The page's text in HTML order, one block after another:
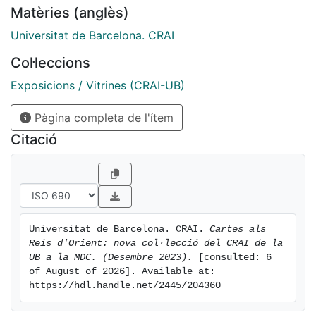
remeses des dels magatzems Rodríguez i El Siglo amb
seu a les ciutats de Madrid i Barcelona
Tomàs Carreras i Artau, professor catedràtic d’Ètica
de l'antiga Facultat de Filosofia i Lletres de la
Universitat de Barcelona.
Les cartes permetien obtenir informació directa sobre
els desitjos infantils i el comportament col·lectiu de la
societat i, avui en dia, continuen sent un material
d’estudi fonamental per als investigadors interessats
en la cultura popular des d’un punt de vista etnogràfic
i psicològic.
Matèries (anglès)
Universitat de Barcelona. CRAI
Col·leccions
Exposicions / Vitrines (CRAI-UB)
Pàgina completa de l'ítem
Citació
Universitat de Barcelona. CRAI. Cartes als
Reis d'Orient: nova col·lecció del CRAI de la
UB a la MDC. (Desembre 2023).
[consulted: 6
of August of 2026]. Available at:
https://hdl.handle.net/2445/204360